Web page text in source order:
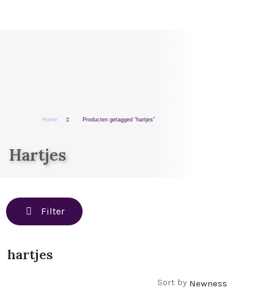
Home Producten getagged “hartjes”
Hartjes
Filter
hartjes
Sort by